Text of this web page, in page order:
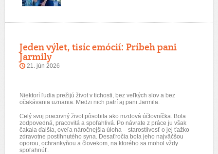
Jeden výlet, tisíc emócií: Príbeh pani
Jarmily
21. jún 2026
Niektorí ľudia prežijú život v tichosti, bez veľkých slov a bez
očakávania uznania. Medzi nich patrí aj pani Jarmila.
Celý svoj pracovný život pôsobila ako mzdová účtovníčka. Bola
zodpovedná, pracovitá a spoľahlivá. Po návrate z práce ju však
čakala ďalšia, oveľa náročnejšia úloha – starostlivosť o jej ťažko
zdravotne postihnutého syna. Desaťročia bola jeho najväčšou
oporou, ochrankyňou a človekom, na ktorého sa mohol vždy
spoľahnúť.